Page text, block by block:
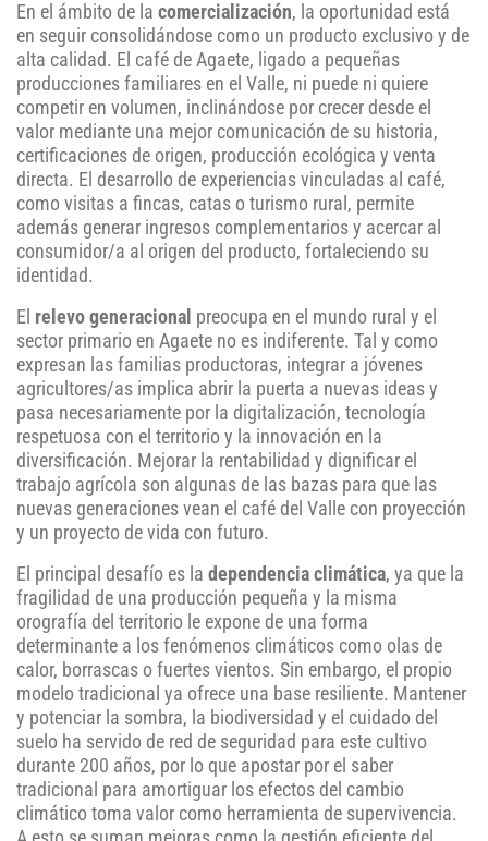
En el ámbito de la comercialización, la oportunidad está
en seguir consolidándose como un producto exclusivo y de
alta calidad. El café de Agaete, ligado a pequeñas
producciones familiares en el Valle, ni puede ni quiere
competir en volumen, inclinándose por crecer desde el
valor mediante una mejor comunicación de su historia,
certificaciones de origen, producción ecológica y venta
directa. El desarrollo de experiencias vinculadas al café,
como visitas a fincas, catas o turismo rural, permite
además generar ingresos complementarios y acercar al
consumidor/a al origen del producto, fortaleciendo su
identidad.
El relevo generacional preocupa en el mundo rural y el
sector primario en Agaete no es indiferente. Tal y como
expresan las familias productoras, integrar a jóvenes
agricultores/as implica abrir la puerta a nuevas ideas y
pasa necesariamente por la digitalización, tecnología
respetuosa con el territorio y la innovación en la
diversificación. Mejorar la rentabilidad y dignificar el
trabajo agrícola son algunas de las bazas para que las
nuevas generaciones vean el café del Valle con proyección
y un proyecto de vida con futuro.
El principal desafío es la dependencia climática, ya que la
fragilidad de una producción pequeña y la misma
orografía del territorio le expone de una forma
determinante a los fenómenos climáticos como olas de
calor, borrascas o fuertes vientos. Sin embargo, el propio
modelo tradicional ya ofrece una base resiliente. Mantener
y potenciar la sombra, la biodiversidad y el cuidado del
suelo ha servido de red de seguridad para este cultivo
durante 200 años, por lo que apostar por el saber
tradicional para amortiguar los efectos del cambio
climático toma valor como herramienta de supervivencia.